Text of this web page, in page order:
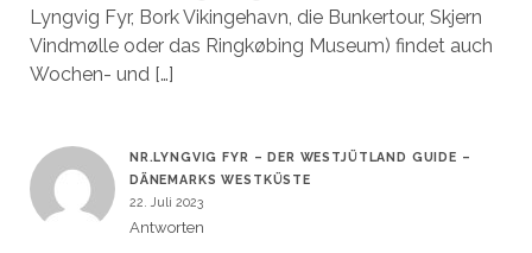
Lyngvig Fyr, Bork Vikingehavn, die Bunkertour, Skjern
Vindmølle oder das Ringkøbing Museum) findet auch
Wochen- und […]
NR.LYNGVIG FYR – DER WESTJÜTLAND GUIDE –
DÄNEMARKS WESTKÜSTE
22. Juli 2023
Antworten